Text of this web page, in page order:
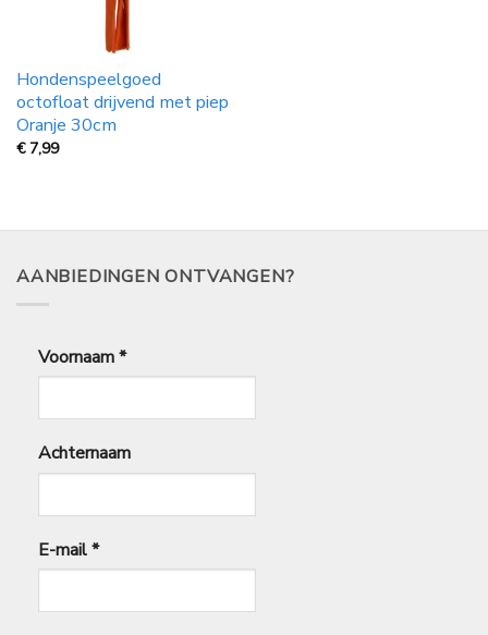
Hondenspeelgoed
octofloat drijvend met piep
Oranje 30cm
€ 7,99
AANBIEDINGEN ONTVANGEN?
Voornaam*
Achternaam
E-mail*